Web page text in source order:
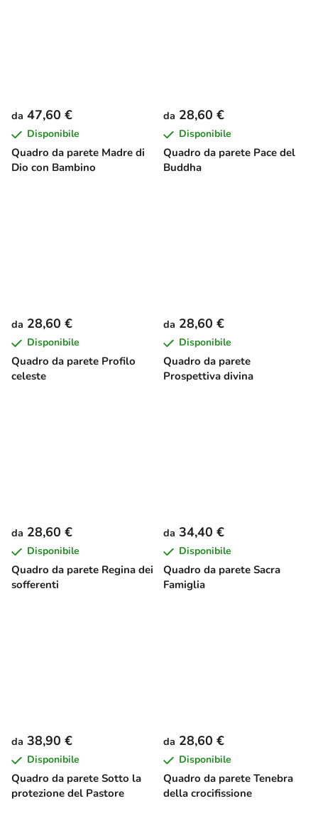
Quadro da parete Madre di
Dio con Bambino
da 47,60 €
Disponibile
Quadro da parete Pace del
Buddha
da 28,60 €
Disponibile
Quadro da parete Profilo
celeste
da 28,60 €
Disponibile
Quadro da parete
Prospettiva divina
da 28,60 €
Disponibile
Quadro da parete Regina dei
sofferenti
da 28,60 €
Disponibile
Quadro da parete Sacra
Famiglia
da 34,40 €
Disponibile
Quadro da parete Sotto la
protezione del Pastore
da 38,90 €
Disponibile
Quadro da parete Tenebra
della crocifissione
da 28,60 €
Disponibile